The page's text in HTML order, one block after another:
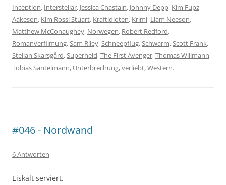
Inception, Interstellar, Jessica Chastain, Johnny Depp, Kim Fupz
Aakeson, Kim Rossi Stuart, Kraftidioten, Krimi, Liam Neeson,
Matthew McConaughey, Norwegen, Robert Redford,
Romanverfilmung,Sam Riley,Schneepflug,Schwarm,Scott Frank,
Stellan Skarsgård,Superheld,The First Avenger,Thomas Willmann,
Tobias Santelmann, Unterbrechung,verliebt,Western.
#046 - Nordwand
6 Antworten
Eiskalt serviert.